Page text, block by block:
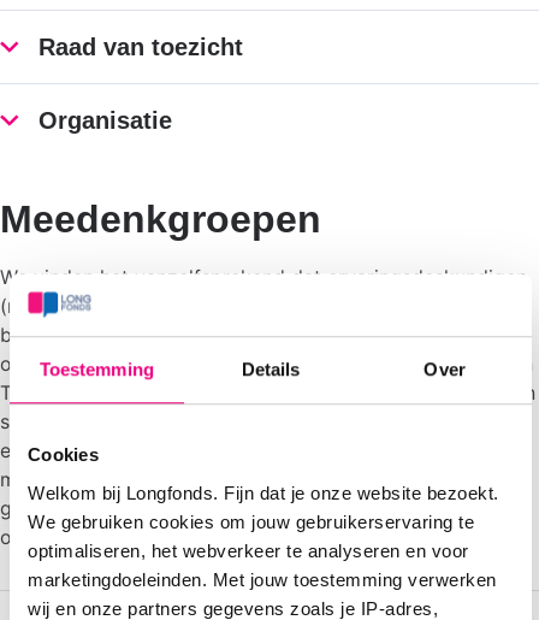
Toestemming Details Over
Cookies
Welkom bij Longfonds. Fijn dat je onze website bezoekt.
We gebruiken cookies om jouw gebruikerservaring te
optimaliseren, het webverkeer te analyseren en voor
marketingdoeleinden. Met jouw toestemming verwerken
wij en onze partners gegevens zoals je IP-adres,
Raad van toezicht
Organisatie
Meedenkgroepen
We vinden het vanzelfsprekend dat ervaringsdeskundigen
(mensen met een longziekte of hun naasten) altijd
betrokken zijn bij wat we doen. Dit geldt ook voor het
opstellen en uitvoeren van ons beleid. Naast een Raad van
Toezicht zijn binnen Longfonds Meedenkgroepen actief én
statutair verankerd. De Meedenkgroepen bestaan uit
ervaringsdeskundigen die op inhoud strategisch
meedenken over de ontwikkelingen op het gebied van
governance, gezond leven, zelf regie nemen en echte
oplossingen.